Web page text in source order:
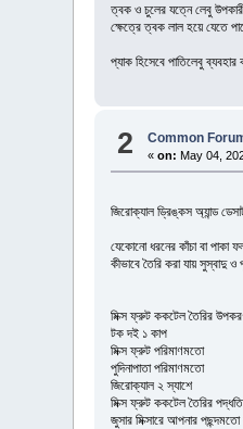
ত্বক ও চুলের যত্নে লেবু
ক্ষেত্রে ত্বক লাল হয়ে যেতে
প্যাক হিসেবে পাতিলেবু
2 Common
«on: May 04,
জিরোক্যাল ড্রিঙ্কস অ্যান্ড
যেকোনো ধরনের কাঁচা বা পাকা
কীভাবে তৈরি করা যায় সুস্বাদু
মিক্স ফ্রুট ককটেল তৈরির
টক দই ১ কাপ
মিক্স ফ্রুট পরিমাণমতো
পুদিনাপাতা পরিমাণমতো
জিরোক্যাল ২ স্যাশে
মিক্স ফ্রুট ককটেল তৈরির পদ্ধতি
জুসার মিক্সারে আপনার